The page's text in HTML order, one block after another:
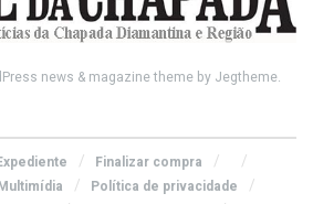
news & magazine theme by Jegtheme.
Finalizar compra
Política de privacidade